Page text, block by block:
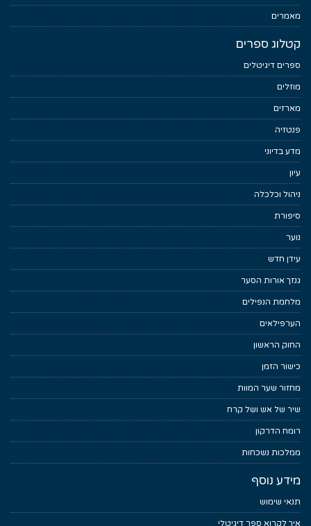
מאמרים
קטלוג ספרים
ספרים דיגיטלים
מוזלים
מארזים
פנטזיה
מדע בדיוני
עיון
ניהול וכלכלה
סיפורת
נוער
עידן חדש
גנזך אורות הסער
מלחמת הנפילים
הערפילאים
החוק הראשון
כישור הזמן
מחזור שער המוות
שיר של אש ושל קרח
רומח הדרקון
ממלכות נשכחות
מידע נוסף
תנאי שימוש
איך לקרוא ספר דיגיטלי